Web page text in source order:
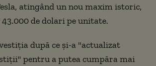
atingând un nou maxim istoric,
de dolari pe unitate.
după ce și-a "actualizat
pentru a putea cumpăra mai